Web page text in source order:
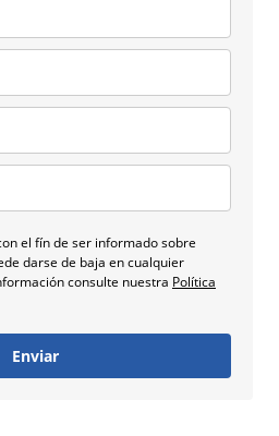
el fín de ser informado sobre
darse de baja en cualquier
consulte nuestra Política
Enviar